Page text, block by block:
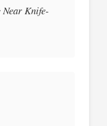
Near Knife-